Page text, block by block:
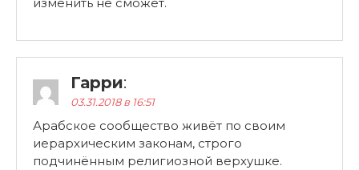
изменить не сможет.
Гарри:
03.31.2018 в 16:51
Арабское сообщество живёт по своим
иерархическим законам, строго
подчинённым религиозной верхушке.